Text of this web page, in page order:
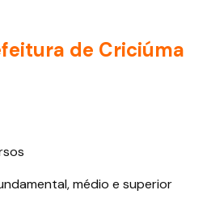
de Criciúma
médio e superior